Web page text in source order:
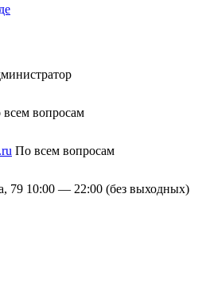
вопросам
По всем вопросам
79 10:00 — 22:00 (без выходных)